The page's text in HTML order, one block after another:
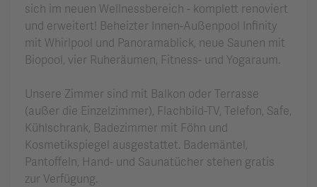
sich im neuen Wellnessbereich - komplett renoviert
und erweitert! Beheizter Innen-Außenpool Infinity
mit Whirlpool und Panoramablick, neue Saunen mit
Biopool, vier Ruheräumen, Fitness- und Yogaraum.
Unsere Zimmer sind mit Balkon oder Terrasse
(außer die Einzelzimmer), Flachbild-TV, Telefon, Safe,
Kühlschrank, Badezimmer mit Föhn und
Kosmetikspiegel ausgestattet. Bademäntel,
Pantoffeln, Hand- und Saunatücher stehen gratis
zur Verfügung.